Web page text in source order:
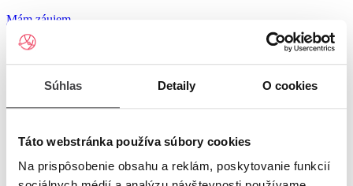
Súhlas Detaily O cookies
Táto webstránka používa súbory cookies
Na prispôsobenie obsahu a reklám, poskytovanie funkcií
Mám záujem
Internet v meste Strelnice
Zadajte ulicu a číslo pre zobrazenie ponuky internetu v meste
Zadajte ulicu a číslopre zobrazenie ponuky internetu v lokalite